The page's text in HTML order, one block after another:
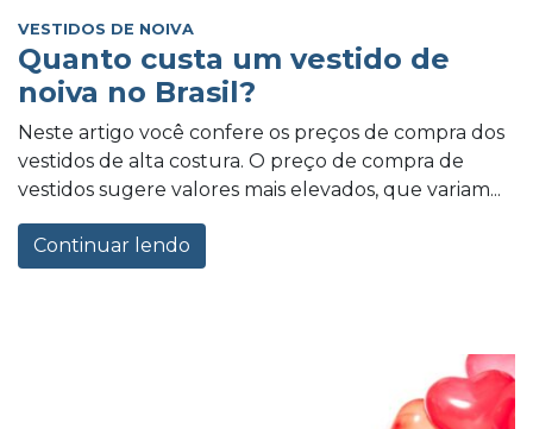
VESTIDOS DE NOIVA
Quanto custa um vestido de
noiva no Brasil?
Neste artigo você confere os preços de compra dos
vestidos de alta costura. O preço de compra de
vestidos sugere valores mais elevados, que variam...
Continuar lendo